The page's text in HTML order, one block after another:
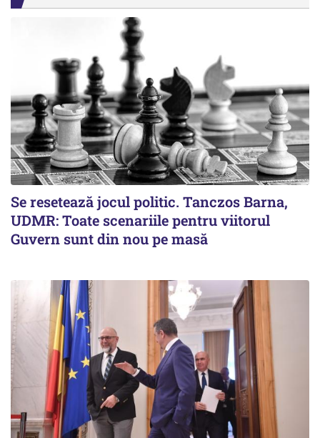
Se resetează jocul politic. Tanczos Barna,
UDMR: Toate scenariile pentru viitorul
Guvern sunt din nou pe masă